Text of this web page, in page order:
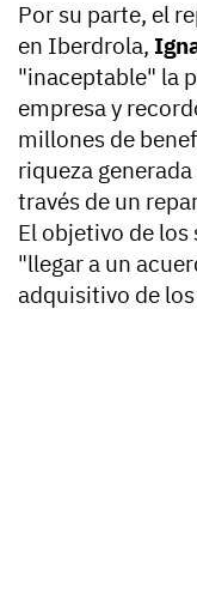
Por su parte, el
en Iberdrola,
"inaceptable" la
empresa y
millones de
riqueza
través de un
El objetivo de
"llegar a un
adquisitivo de